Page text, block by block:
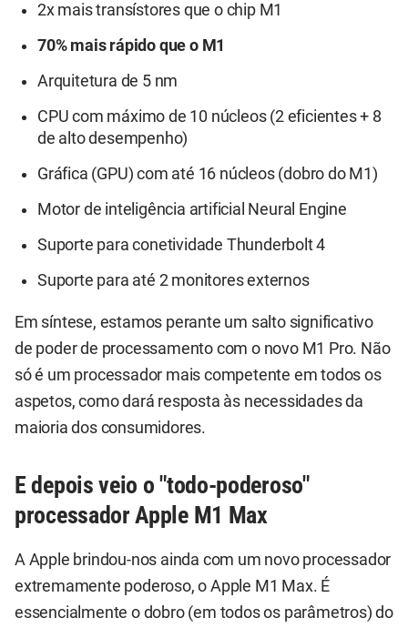
2x mais transístores que o chip M1
70% mais rápido que o M1
Arquitetura de 5 nm
CPU com máximo de 10 núcleos (2 eficientes + 8
de alto desempenho)
Gráfica (GPU) com até 16 núcleos (dobro do M1)
Motor de inteligência artificial Neural Engine
Suporte para conetividade Thunderbolt 4
Suporte para até 2 monitores externos
Em síntese, estamos perante um salto significativo
de poder de processamento com o novo M1 Pro. Não
só é um processador mais competente em todos os
aspetos, como dará resposta às necessidades da
maioria dos consumidores.
E depois veio o "todo-poderoso"
processador Apple M1 Max
A Apple brindou-nos ainda com um novo processador
extremamente poderoso, o Apple M1 Max. É
essencialmente o dobro (em todos os parâmetros) do